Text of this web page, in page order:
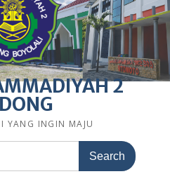
2
YANG INGIN MAJU